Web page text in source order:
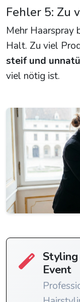
Fehler 5: Zu
Mehr Haarspray
Halt. Zu viel
steif und
viel nötig ist.
Event